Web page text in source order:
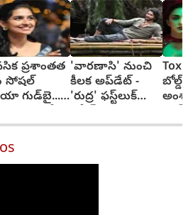
ప్రశాంతత
సోషల్
గుడ్‌బై...
'వారణాసి' నుంచి
కీలక అప్‌డేట్ -
'రుద్ర' ఫస్ట్‌లుక్
బోల్డ్,